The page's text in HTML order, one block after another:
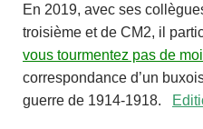
En 2019, avec ses
troisième et de CM2, il
vous tourmentez pas de moi
correspondance d’un
guerre de 1914-1918.